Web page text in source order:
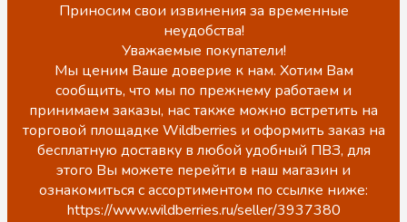
Приносим свои извинения за временные
неудобства!
Уважаемые покупатели!
Мы ценим Ваше доверие к нам. Хотим Вам
сообщить, что мы по прежнему работаем и
принимаем заказы, нас также можно встретить на
торговой площадке Wildberries и оформить заказ на
бесплатную доставку в любой удобный ПВЗ, для
этого Вы можете перейти в наш магазин и
ознакомиться с ассортиментом по ссылке ниже:
https://www.wildberries.ru/seller/3937380